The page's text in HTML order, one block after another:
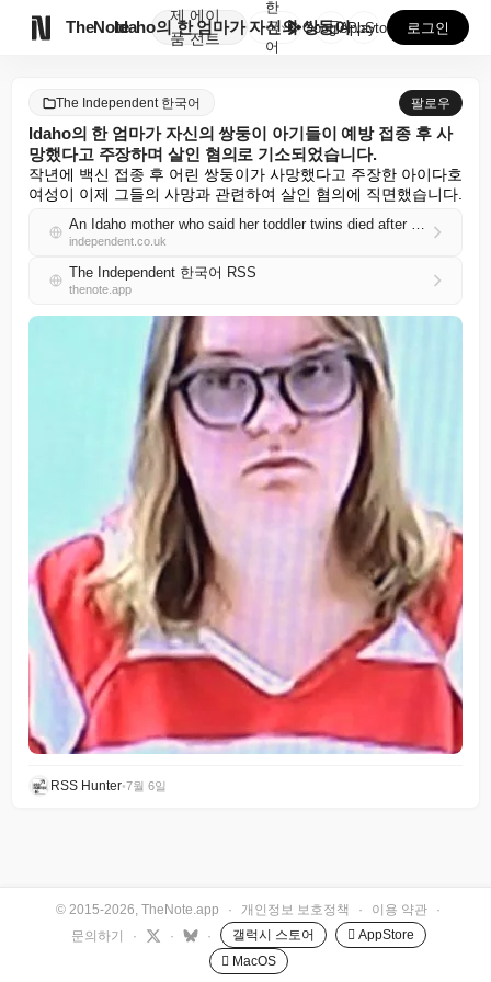
TheNote
제
품
에이
전트
Idaho의 한 엄마가 자신의 쌍둥이 아기들이 예방 접...
한
국
어
GooglePlay
AppStore 로그인
The Independent 한국어 팔로우
Idaho의 한 엄마가 자신의 쌍둥이 아기들이 예방 접종 후 사
망했다고 주장하며 살인 혐의로 기소되었습니다.
작년에 백신 접종 후 어린 쌍둥이가 사망했다고 주장한 아이다호
여성이 이제 그들의 사망과 관련하여 살인 혐의에 직면했습니다.
An Idaho mother who said her toddler twins died after vaccinations has been charged with murder
independent.co.uk
The Independent 한국어 RSS
thenote.app
RSS Hunter•7월 6일
© 2015-2026, TheNote.app · 개인정보 보호정책 · 이용 약관
·
문의하기
· · · 갤럭시 스토어
 AppStore
 MacOS